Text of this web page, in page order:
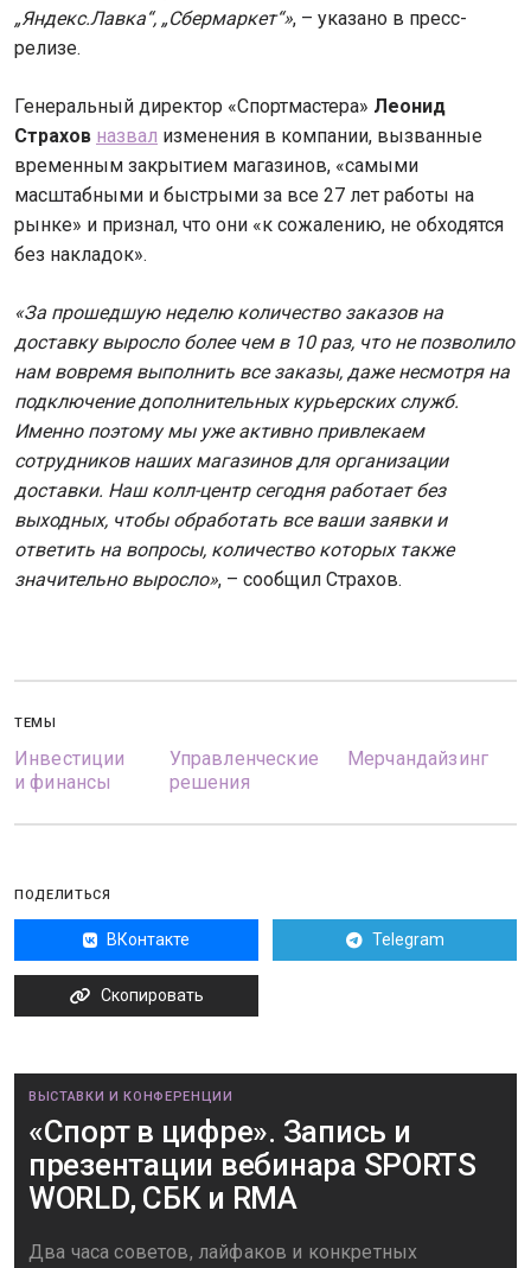
„Яндекс.Лавка“, „Сбермаркет“», – указано в пресс-
релизе.
Генеральный директор «Спортмастера» Леонид
Страхов назвал изменения в компании, вызванные
временным закрытием магазинов, «самыми
масштабными и быстрыми за все 27 лет работы на
рынке» и признал, что они «к сожалению, не обходятся
без накладок».
«За прошедшую неделю количество заказов на
доставку выросло более чем в 10 раз, что не позволило
нам вовремя выполнить все заказы, даже несмотря на
подключение дополнительных курьерских служб.
Именно поэтому мы уже активно привлекаем
сотрудников наших магазинов для организации
доставки. Наш колл-центр сегодня работает без
выходных, чтобы обработать все ваши заявки и
ответить на вопросы, количество которых также
значительно выросло», – сообщил Страхов.
ТЕМЫ
Инвестиции
и финансы
Управленческие
решения
Мерчандайзинг
ПОДЕЛИТЬСЯ
ВКонтакте Telegram
Скопировать
ВЫСТАВКИ И КОНФЕРЕНЦИИ
«Спорт в цифре». Запись и
презентации вебинара SPORTS
WORLD, СБК и RMA
Два часа советов, лайфаков и конкретных